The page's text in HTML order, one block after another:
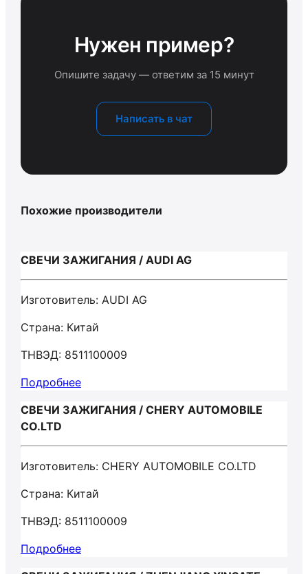
Нужен пример?
Опишите задачу — ответим за 15 минут
Написать в чат
Похожие производители
СВЕЧИ ЗАЖИГАНИЯ / AUDI AG
Изготовитель: AUDI AG
Страна: Китай
ТНВЭД: 8511100009
Подробнее
СВЕЧИ ЗАЖИГАНИЯ / CHERY AUTOMOBILE
CO.LTD
Изготовитель: CHERY AUTOMOBILE CO.LTD
Страна: Китай
ТНВЭД: 8511100009
Подробнее